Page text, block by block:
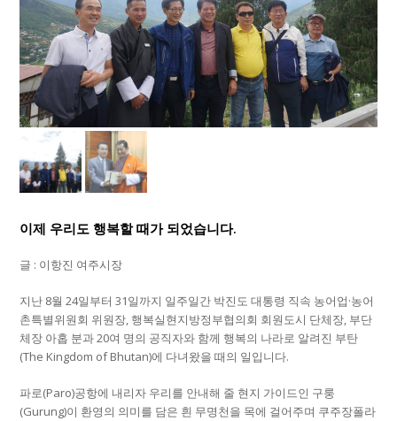
이제 우리도 행복할 때가 되었습니다.
글 : 이항진 여주시장
지난 8월 24일부터 31일까지 일주일간 박진도 대통령 직속 농어업·농어
촌특별위원회 위원장, 행복실현지방정부협의회 회원도시 단체장, 부단
체장 아홉 분과 20여 명의 공직자와 함께 행복의 나라로 알려진 부탄
(The Kingdom of Bhutan)에 다녀왔을 때의 일입니다.
파로(Paro)공항에 내리자 우리를 안내해 줄 현지 가이드인 구룽
(Gurung)이 환영의 의미를 담은 흰 무명천을 목에 걸어주며 쿠주장폴라